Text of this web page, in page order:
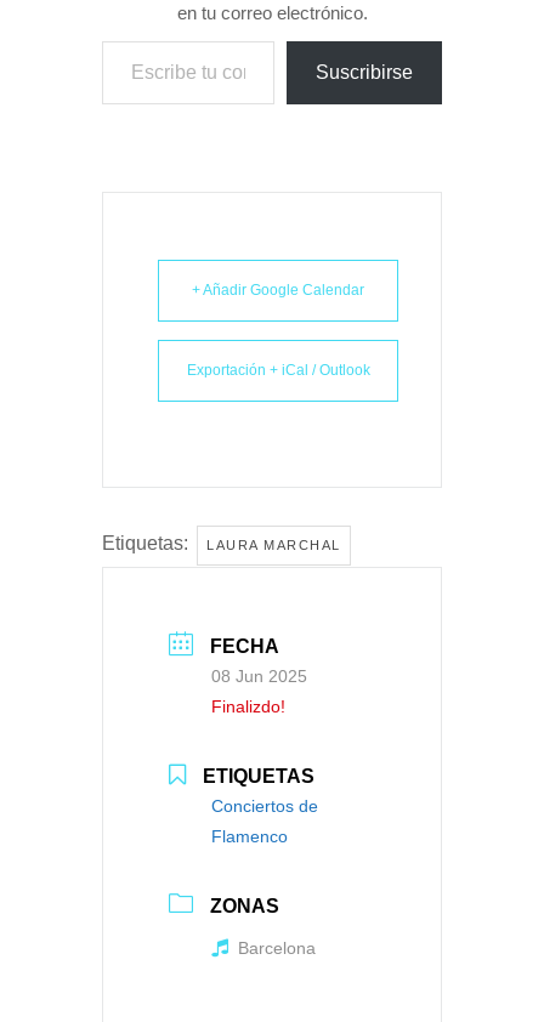
en tu correo electrónico.
Escribe tu correo electrónico…
Suscribirse
+ Añadir Google Calendar
Exportación + iCal / Outlook
Etiquetas: LAURA MARCHAL
FECHA
08 Jun 2025
Finalizdo!
ETIQUETAS
Conciertos de
Flamenco
ZONAS
Barcelona